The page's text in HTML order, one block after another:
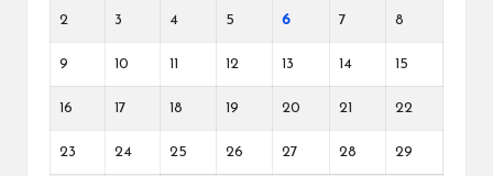
2 3 4 5 6 7 8
9 10 12 13 14 15
16 17 18 19 20 21 22
23 24 25 26 27 28 29